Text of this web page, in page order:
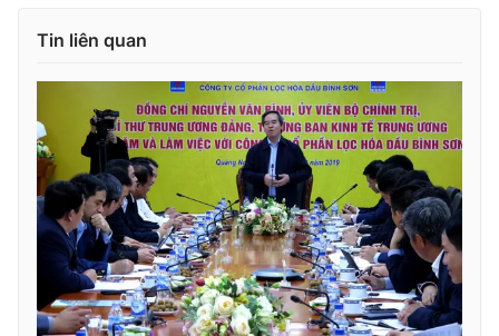
Chuyên mục khác
Podcast
Photo Infographic
Video Shorts video
VTV Money VTV Thể thao
Tin liên quan